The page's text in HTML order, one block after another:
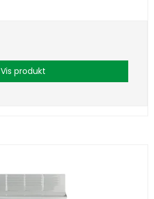
Vis produkt